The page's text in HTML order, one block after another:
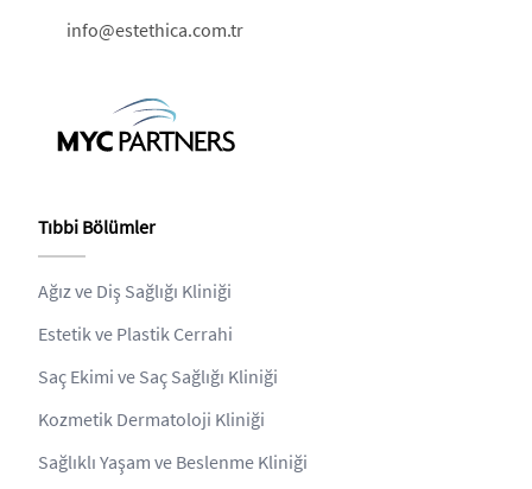
info@estethica.com.tr
Tıbbi Bölümler
Ağız ve Diş Sağlığı Kliniği
Estetik ve Plastik Cerrahi
Saç Ekimi ve Saç Sağlığı Kliniği
Kozmetik Dermatoloji Kliniği
Sağlıklı Yaşam ve Beslenme Kliniği